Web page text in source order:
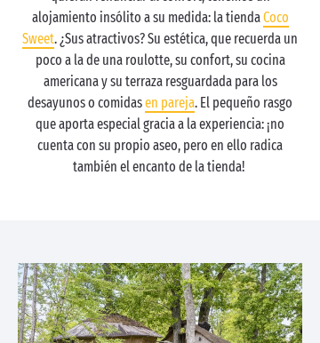
alojamiento insólito a su medida: la tiendaCoco
Sweet. ¿Sus atractivos? Su estética, que recuerda un
poco a la de una roulotte, su confort, su cocina
americana y su terraza resguardada para los
desayunos o comidasen pareja. El pequeño rasgo
que aporta especial gracia a la experiencia: ¡no
cuenta con su propio aseo, pero en ello radica
también el encanto de la tienda!